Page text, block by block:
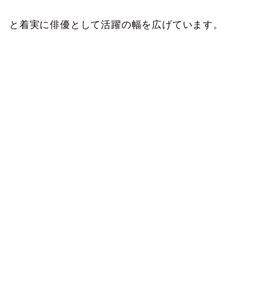
と着実に俳優として活躍の幅を広げています。